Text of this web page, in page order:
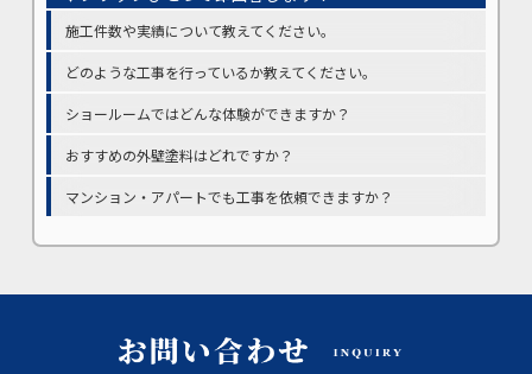
施工件数や実績について教えてください。
どのような工事を行っているか教えてください。
ショールームではどんな体験ができますか？
おすすめの外壁塗料はどれですか？
マンション・アパートでも工事を依頼できますか？